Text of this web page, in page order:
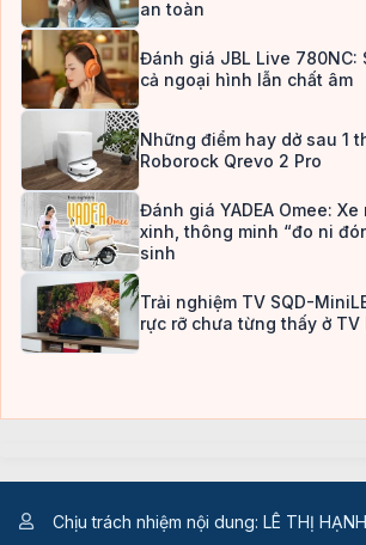
an toàn
Đánh giá JBL Live 780NC:
cả ngoại hình lẫn chất âm
Những điểm hay dở sau 1
Roborock Qrevo 2 Pro
Đánh giá YADEA Omee:
xinh, thông minh “đo ni
sinh
Trải nghiệm TV SQD-
rực rỡ chưa từng thấy ở TV
Chịu trách nhiệm nội dung: LÊ THỊ HẠNH